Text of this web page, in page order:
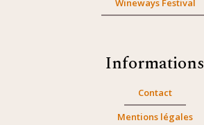
Wineways Festival
Informations
Contact
Mentions légales